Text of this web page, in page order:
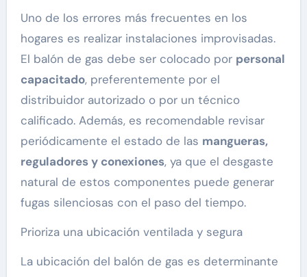
Uno de los errores más frecuentes en los
hogares es realizar instalaciones improvisadas.
El balón de gas debe ser colocado por personal
capacitado, preferentemente por el
distribuidor autorizado o por un técnico
calificado. Además, es recomendable revisar
periódicamente el estado de las mangueras,
reguladores y conexiones, ya que el desgaste
natural de estos componentes puede generar
fugas silenciosas con el paso del tiempo.
Prioriza una ubicación ventilada y segura
La ubicación del balón de gas es determinante